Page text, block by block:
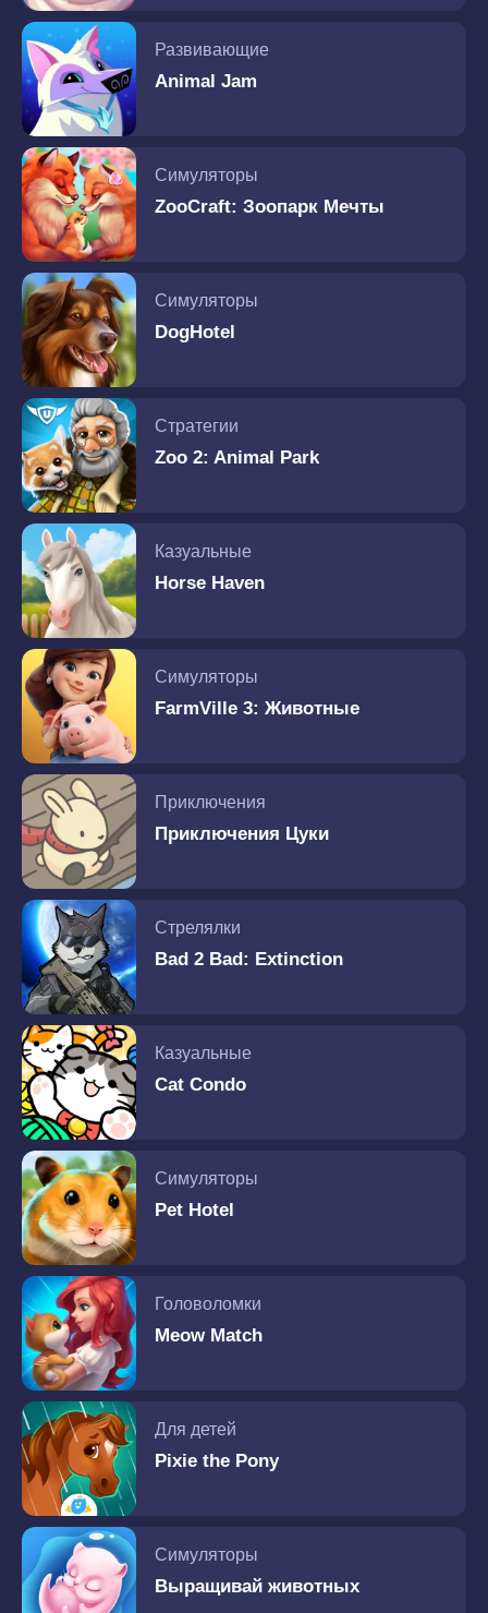
Развивающие
Animal Jam
Симуляторы
ZooCraft: Зоопарк Мечты
Симуляторы
DogHotel
Стратегии
Zoo 2: Animal Park
Казуальные
Horse Haven
Симуляторы
FarmVille 3: Животные
Приключения
Приключения Цуки
Стрелялки
Bad 2 Bad: Extinction
Казуальные
Cat Condo
Симуляторы
Pet Hotel
Головоломки
Meow Match
Для детей
Pixie the Pony
Симуляторы
Выращивай животных